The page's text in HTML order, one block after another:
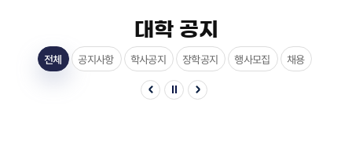
대학 공지
전체 공지사항 학사공지 장학공지 행사모집 채용